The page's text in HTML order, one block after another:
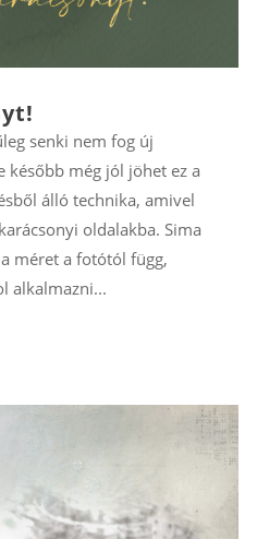
senki nem fog új
még jól jöhet ez a
álló technika, amivel
oldalakba. Sima
méret a fotótól függ,
alkalmazni...